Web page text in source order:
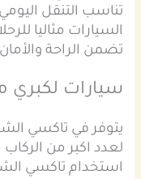
تناسب التنقل
السيارات مثاليا
تضمن الراحة
سيارات لكبري
يتوفر في تاكسي
لعدد اكبر من
استخدام تاكسي